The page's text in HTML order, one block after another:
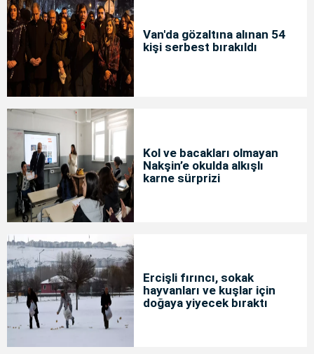
Van'da gözaltına alınan 54
kişi serbest bırakıldı
Kol ve bacakları olmayan
Nakşin’e okulda alkışlı
karne sürprizi
Ercişli fırıncı, sokak
hayvanları ve kuşlar için
doğaya yiyecek bıraktı